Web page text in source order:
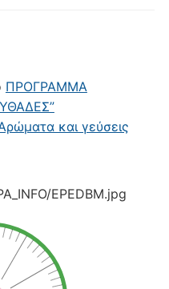
ΠΡΟΓΡΑΜΜΑ
και γεύσεις
EPEDBM.jpg